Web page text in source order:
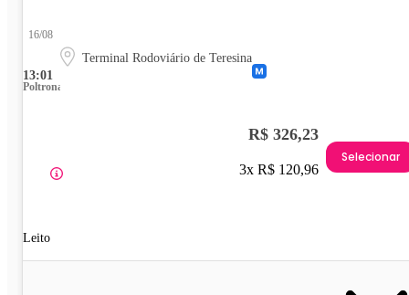
13:01
16/08
Terminal Rodoviário de Teresina
Poltrona
Leito
R$ 326,23
3x R$ 120,96
Selecionar